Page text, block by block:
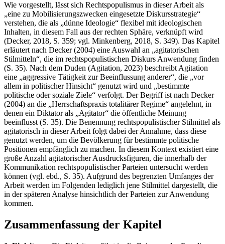
Wie vorgestellt, lässt sich Rechtspopulismus in dieser Arbeit als
„eine zu Mobilisierungszwecken eingesetzte Diskursstrategie“
verstehen, die als „dünne Ideologie“ flexibel mit ideologischen
Inhalten, in diesem Fall aus der rechten Sphäre, verknüpft wird
(Decker, 2018, S. 359; vgl. Minkenberg, 2018, S. 349). Das Kapitel
erläutert nach Decker (2004) eine Auswahl an „agitatorischen
Stilmitteln“, die im rechtspopulistischen Diskurs Anwendung finden
(S. 35). Nach dem Duden (Agitation, 2023) beschreibt Agitation
eine „aggressive Tätigkeit zur Beeinflussung anderer“, die „vor
allem in politischer Hinsicht“ genutzt wird und „bestimmte
politische oder soziale Ziele“ verfolgt. Der Begriff ist nach Decker
(2004) an die „Herrschaftspraxis totalitärer Regime“ angelehnt, in
denen ein Diktator als „Agitator“ die öffentliche Meinung
beeinflusst (S. 35). Die Benennung rechtspopulistischer Stilmittel als
agitatorisch in dieser Arbeit folgt dabei der Annahme, dass diese
genutzt werden, um die Bevölkerung für bestimmte politische
Positionen empfänglich zu machen. In diesem Kontext existiert eine
große Anzahl agitatorischer Ausdrucksfiguren, die innerhalb der
Kommunikation rechtspopulistischer Parteien untersucht werden
können (vgl. ebd., S. 35). Aufgrund des begrenzten Umfanges der
Arbeit werden im Folgenden lediglich jene Stilmittel dargestellt, die
in der späteren Analyse hinsichtlich der Parteien zur Anwendung
kommen.
Zusammenfassung der Kapitel